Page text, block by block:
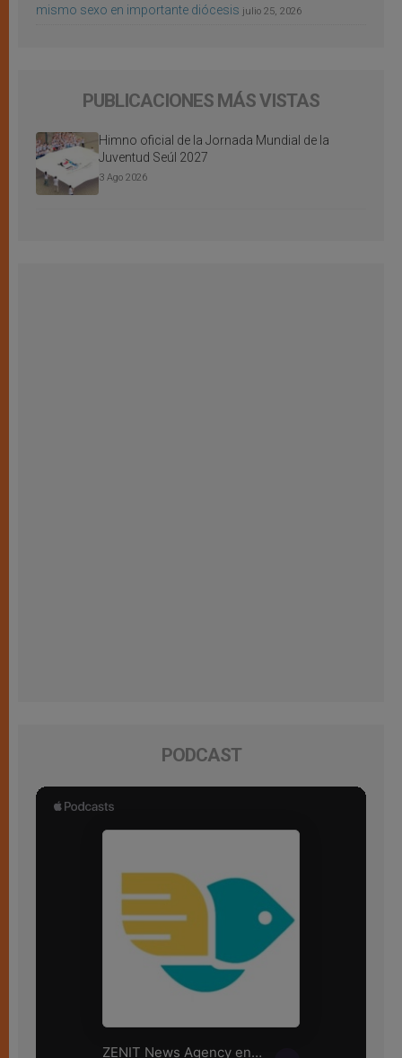
mismo sexo en importante diócesis julio 25, 2026
PUBLICACIONES MÁS VISTAS
Himno oficial de la Jornada Mundial de la
Juventud Seúl 2027
3 Ago 2026
PODCAST